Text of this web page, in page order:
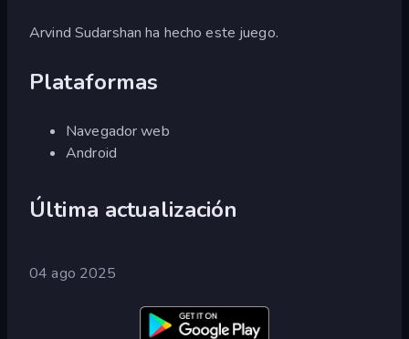
Arvind Sudarshan ha hecho este juego.
Plataformas
Navegador web
Android
Última actualización
04 ago 2025